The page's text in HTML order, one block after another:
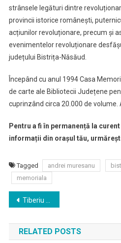
strânsele legături dintre
provincii istorice românești,
acțiunilor revoluționare, precum și
evenimentelor revoluționare
județului Bistrița-Năsăud.
Începând cu anul 1994 Casa
de carte ale Bibliotecii Județene
cuprinzând circa 20.000 de volume.
Pentru a fi în permanență la
informații din orașul tău,
Tagged andrei muresanu
memoriala
Navigare
în
articole
Tiberiu Uşeriu a reuşit să termine pe podium cursa de 300 mile de la Yukon Arctic Ultra
RELATED POSTS